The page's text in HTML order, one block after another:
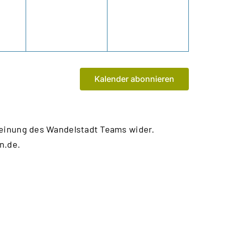
Kalender abonnieren
des Wandelstadt Teams wider.
.